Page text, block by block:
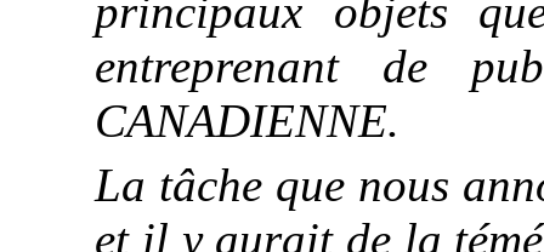
principaux objets
entreprenant de
CANADIENNE.
La tâche que nous
et il y aurait de la